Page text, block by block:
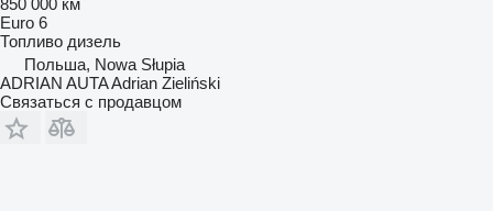
850 000 км
Euro 6
Топливо дизель
Польша, Nowa Słupia
ADRIAN AUTA Adrian Zieliński
Связаться с продавцом